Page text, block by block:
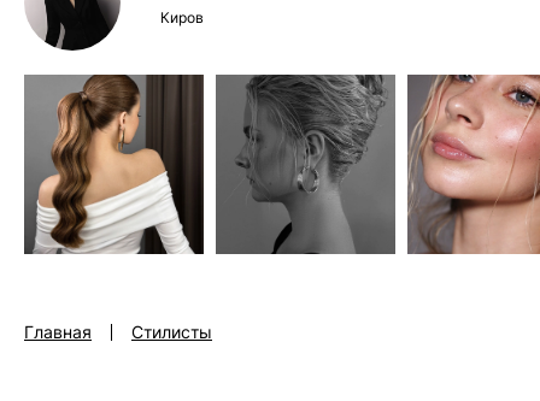
Киров
Главная Стилисты